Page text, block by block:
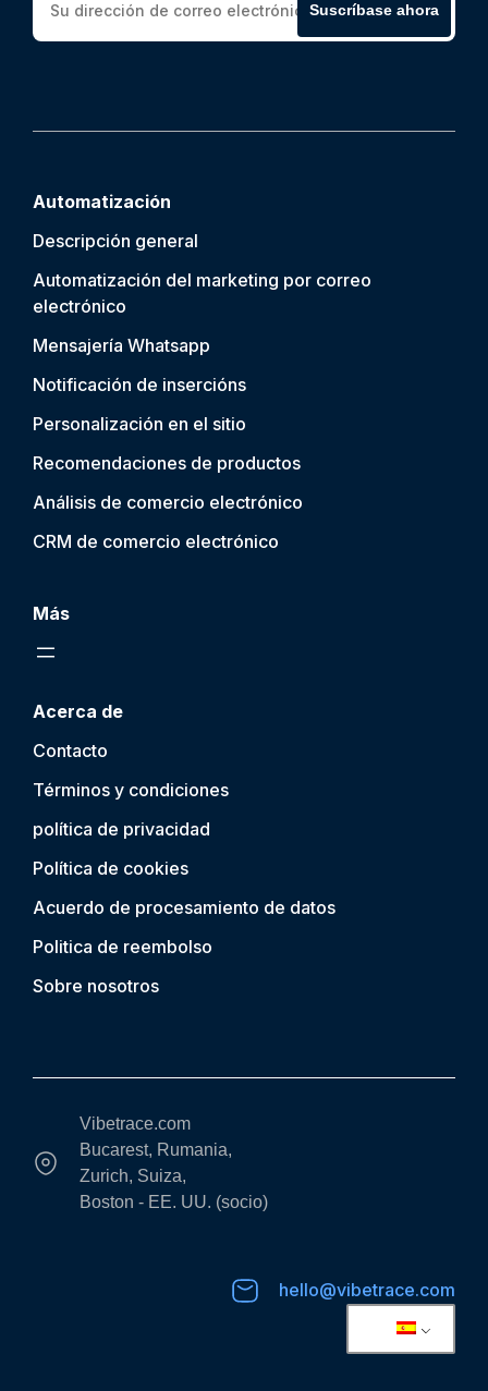
Suscríbase ahora
Automatización
Descripción general
Automatización del marketing por correo
electrónico
Mensajería Whatsapp
Notificación de insercións
Personalización en el sitio
Recomendaciones de productos
Análisis de comercio electrónico
CRM de comercio electrónico
Más
Acerca de
Contacto
Términos y condiciones
política de privacidad
Política de cookies
Acuerdo de procesamiento de datos
Politica de reembolso
Sobre nosotros
Vibetrace.com
Bucarest, Rumania,
Zurich, Suiza,
Boston - EE. UU. (socio)
hello@vibetrace.com